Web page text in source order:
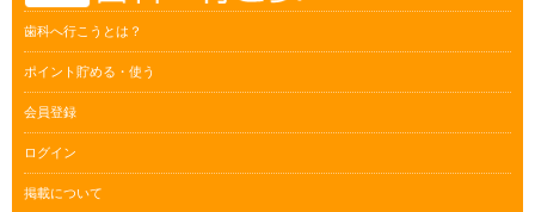
歯科へ行こうとは？
ポイント貯める・使う
会員登録
ログイン
掲載について